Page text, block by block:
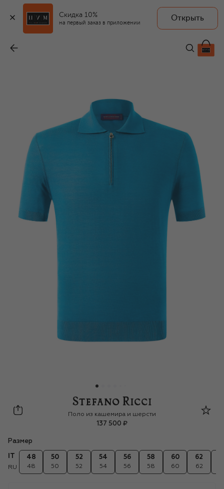
Скидка 10%
на первый заказ в приложении
Открыть
137 500 ₽
Stefano Ricci
Поло из кашемира и шерсти
137 500 ₽
Размер
RU
48
48
50
50
52
52
54
54
56
56
58
58
60
60
62
62